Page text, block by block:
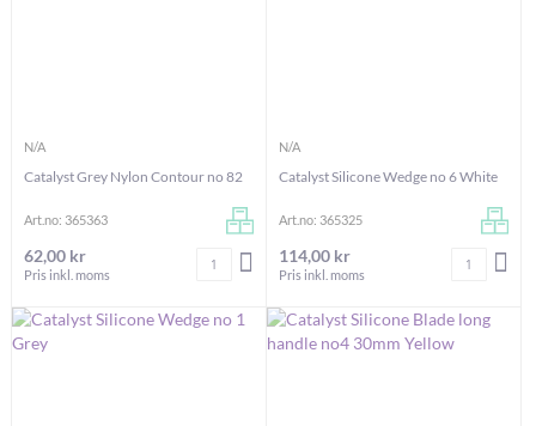
N/A
Catalyst Grey Nylon Contour no 82
Art.no: 365363
62,00 kr
Pris inkl. moms
Antal LÄGG I VARUKORGEN
N/A
Catalyst Silicone Wedge no 6 White
Art.no: 365325
114,00 kr
Pris inkl. moms
Antal